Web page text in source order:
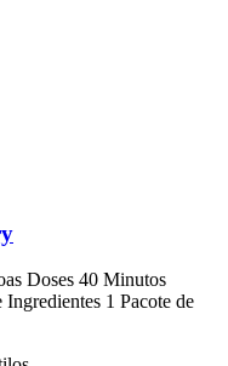
Doses 40 Minutos
1 Pacote de